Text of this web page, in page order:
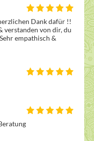
Dank dafür !!
verstanden von dir, du
empathisch &